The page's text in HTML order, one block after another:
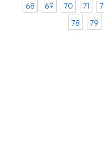
68
69 70 71
78
79